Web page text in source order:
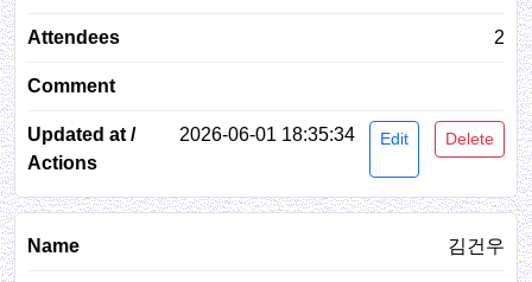
2
2026-06-01 18:35:34 Edit Delete
김건우